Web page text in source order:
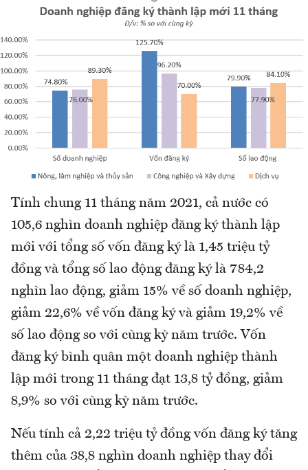
Tính chung 11 tháng năm 2021, cả nước có
105,6 nghìn doanh nghiệp đăng ký thành lập
mới với tổng số vốn đăng ký là 1,45 triệu tỷ
đồng và tổng số lao động đăng ký là 784,2
nghìn lao động, giảm 15% về số doanh nghiệp,
giảm 22,6% về vốn đăng ký và giảm 19,2% về
số lao động so với cùng kỳ năm trước. Vốn
đăng ký bình quân một doanh nghiệp thành
lập mới trong 11 tháng đạt 13,8 tỷ đồng, giảm
8,9% so với cùng kỳ năm trước.
Nếu tính cả 2,22 triệu tỷ đồng vốn đăng ký tăng
thêm của 38,8 nghìn doanh nghiệp thay đổi